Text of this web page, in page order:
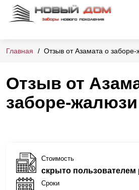
Главная Отзыв от Азамата о
Отзыв от
заборе-
Стоимость
скрыто пользователем
Сроки